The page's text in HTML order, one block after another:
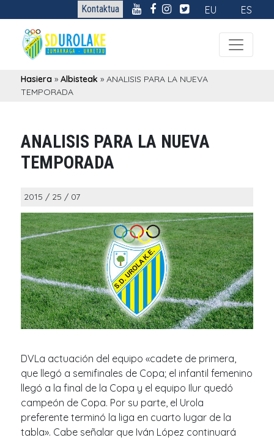
Kontaktua EU ES
Hasiera »Albisteak »ANALISIS PARA LA NUEVA
TEMPORADA
ANALISIS PARA LA NUEVA
TEMPORADA
2015 / 25 / 07
DVLa actuación del equipo «cadete de primera,
que llegó a semifinales de Copa; el infantil femenino
llegó a la final de la Copa y el equipo Ilur quedó
campeón de Copa. Por su parte, el Urola
preferente terminó la liga en cuarto lugar de la
tabla». Cabe señalar que Iván López continuará